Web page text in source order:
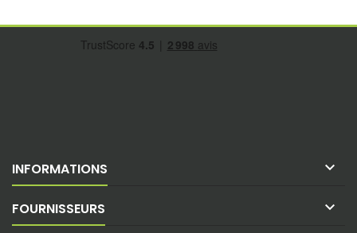
INFORMATIONS 
FOURNISSEURS 